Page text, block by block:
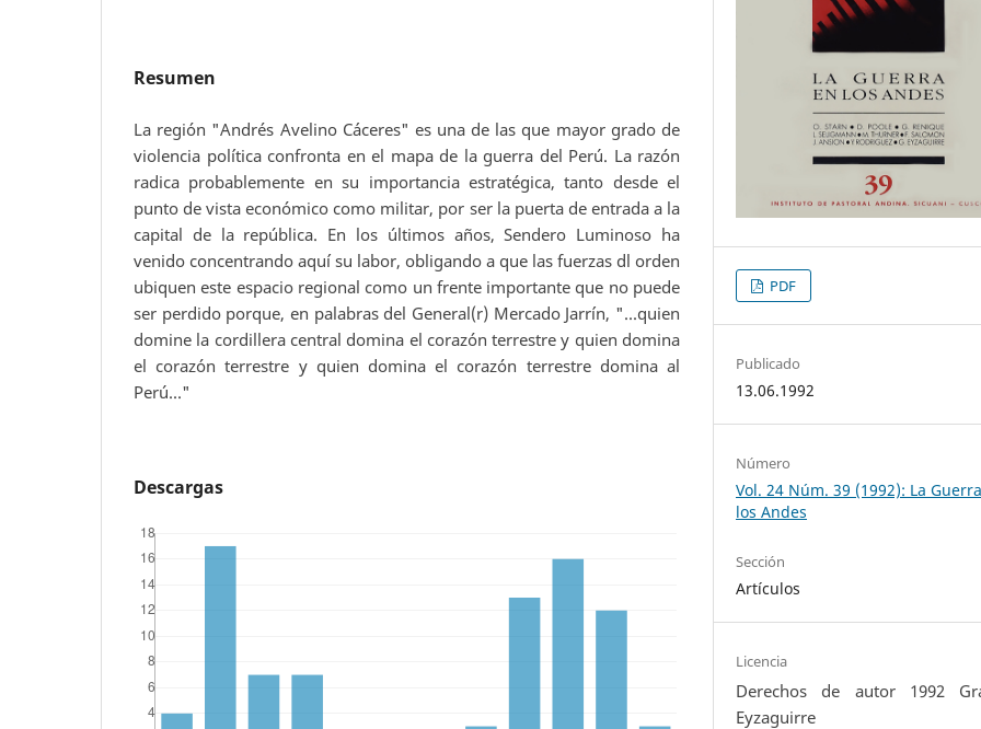
Resumen
La región "Andrés Avelino Cáceres" es una de las que mayor grado de
violencia política confronta en el mapa de la guerra del Perú. La razón
radica probablemente en su importancia estratégica, tanto desde el
punto de vista económico como militar, por ser la puerta de entrada a la
capital de la república. En los últimos años, Sendero Luminoso ha
venido concentrando aquí su labor, obligando a que las fuerzas dl orden
ubiquen este espacio regional como un frente importante que no puede
ser perdido porque, en palabras del General(r) Mercado Jarrín, "...quien
domine la cordillera central domina el corazón terrestre y quien domina
el corazón terrestre y quien domina el corazón terrestre domina al
Perú..."
Descargas
PDF
Publicado
13.06.1992
Número
Vol. 24 Núm. 39 (1992): La
los Andes
Sección
Artículos
Licencia
Derechos de autor 1992
Eyzaguirre